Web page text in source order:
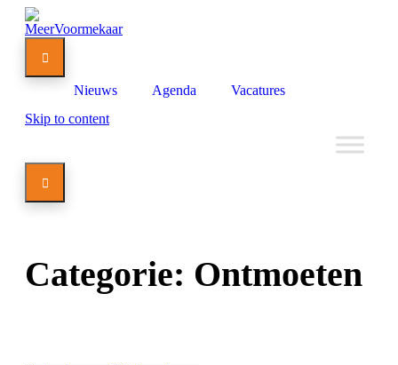

Nieuws Agenda
Vacatures
Skip to content

Categorie: Ontmoeten